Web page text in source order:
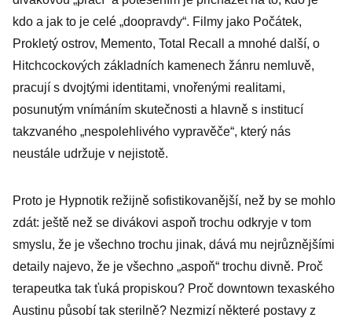
kdo a jak to je celé „doopravdy“. Filmy jako Počátek,
Prokletý ostrov, Memento, Total Recall a mnohé další, o
Hitchcockových základních kamenech žánru nemluvě,
pracují s dvojtými identitami, vnořenými realitami,
posunutým vnímáním skutečnosti a hlavně s institucí
takzvaného „nespolehlivého vypravěče“, který nás
neustále udržuje v nejistotě.
Proto je Hypnotik režijně sofistikovanější, než by se mohlo
zdát: ještě než se divákovi aspoň trochu odkryje v tom
smyslu, že je všechno trochu jinak, dává mu nejrůznějšími
detaily najevo, že je všechno „aspoň“ trochu divně. Proč
terapeutka tak ťuká propiskou? Proč downtown texaského
Austinu působí tak sterilně? Nezmizí některé postavy z